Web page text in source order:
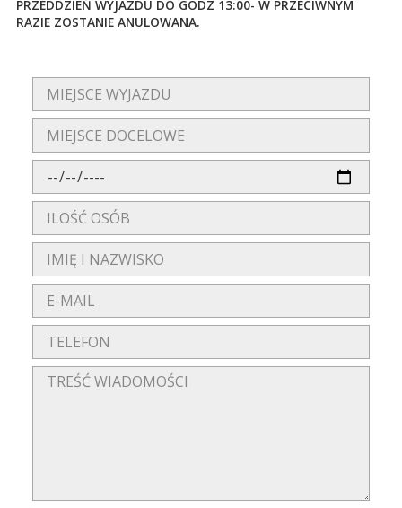
PRZEDDZIEŃ WYJAZDU DO GODZ 13:00- W PRZECIWNYM
RAZIE ZOSTANIE ANULOWANA.